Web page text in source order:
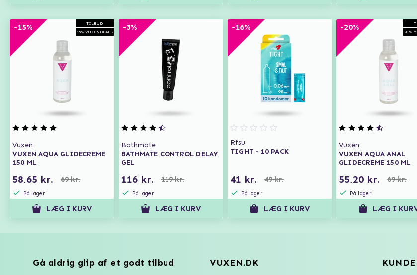
TILBUD
15% VUXENDEALS
-15%
Vuxen
VUXEN AQUA GLIDECREME
150 ML
58,65 kr. 69 kr.
På lager
LÆG I KURV
-3%
Bathmate
BATHMATE CONTROL DELAY
GEL
116 kr. 119 kr.
På lager
LÆG I KURV
-16%
Rfsu
TIGHT - 10 PACK
41 kr. 49 kr.
På lager
LÆG I KURV
20%
-20%
Vuxen
VUXEN AQUA ANAL
GLIDECREME 150 ML
55,20 kr. 69 kr.
På lager
LÆG I
Gå aldrig glip af et godt tilbud VUXEN.DK